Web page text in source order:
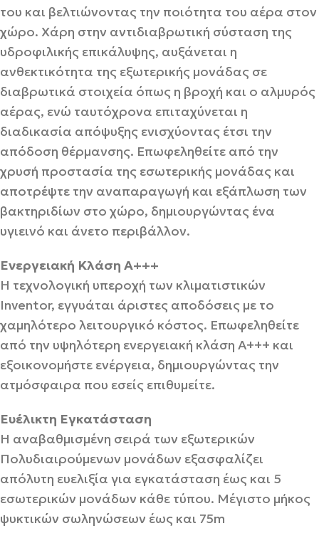
του και βελτιώνοντας την ποιότητα του αέρα στον
χώρο. Χάρη στην αντιδιαβρωτική σύσταση της
υδροφιλικής επικάλυψης, αυξάνεται η
ανθεκτικότητα της εξωτερικής μονάδας σε
διαβρωτικά στοιχεία όπως η βροχή και ο αλμυρός
αέρας, ενώ ταυτόχρονα επιταχύνεται η
διαδικασία απόψυξης ενισχύοντας έτσι την
απόδοση θέρμανσης. Επωφεληθείτε από την
χρυσή προστασία της εσωτερικής μονάδας και
αποτρέψτε την αναπαραγωγή και εξάπλωση των
βακτηριδίων στο χώρο, δημιουργώντας ένα
υγιεινό και άνετο περιβάλλον.
Ενεργειακή Κλάση Α+++
Η τεχνολογική υπεροχή των κλιματιστικών
Inventor, εγγυάται άριστες αποδόσεις με το
χαμηλότερο λειτουργικό κόστος. Επωφεληθείτε
από την υψηλότερη ενεργειακή κλάση Α+++ και
εξοικονομήστε ενέργεια, δημιουργώντας την
ατμόσφαιρα που εσείς επιθυμείτε.
Ευέλικτη Εγκατάσταση
Η αναβαθμισμένη σειρά των εξωτερικών
Πολυδιαιρούμενων μονάδων εξασφαλίζει
απόλυτη ευελιξία για εγκατάσταση έως και 5
εσωτερικών μονάδων κάθε τύπου. Μέγιστο μήκος
ψυκτικών σωληνώσεων έως και 75m